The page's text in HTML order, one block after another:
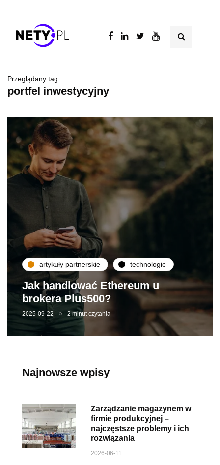
Przeglądany tag
portfel inwestycyjny
artykuły partnerskie technologie
Jak handlować Ethereum u
brokera Plus500?
2025-09-22 2 minut czytania
Najnowsze wpisy
Zarządzanie magazynem w
firmie produkcyjnej –
najczęstsze problemy i ich
rozwiązania
2026-06-11